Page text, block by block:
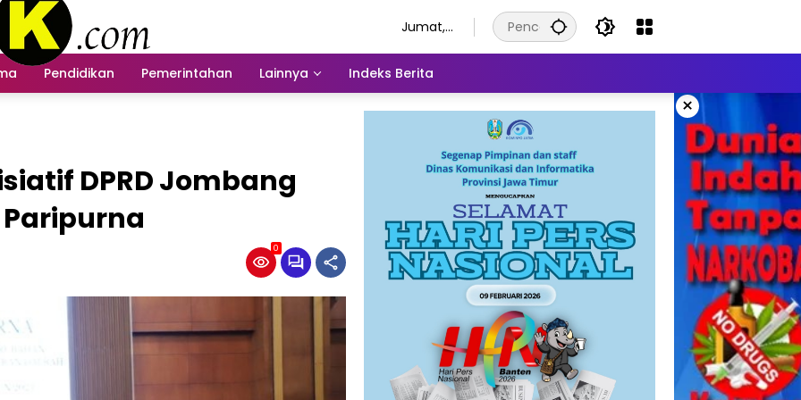
Jumat,
Agustus
2026
Pendidikan Pemerintahan Lainnya Indeks Berita
×
DPRD Jombang
0